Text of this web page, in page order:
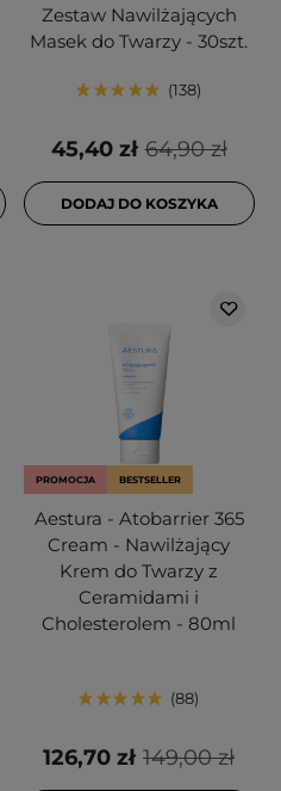
Zestaw Nawilżających
Masek do Twarzy - 30szt.
138
64,90 zł
45,40 zł
DODAJ DO KOSZYKA
PROMOCJA BESTSELLER
Aestura - Atobarrier 365
Cream - Nawilżający
Krem do Twarzy z
Ceramidami i
Cholesterolem - 80ml
88
149,00 zł
126,70 zł